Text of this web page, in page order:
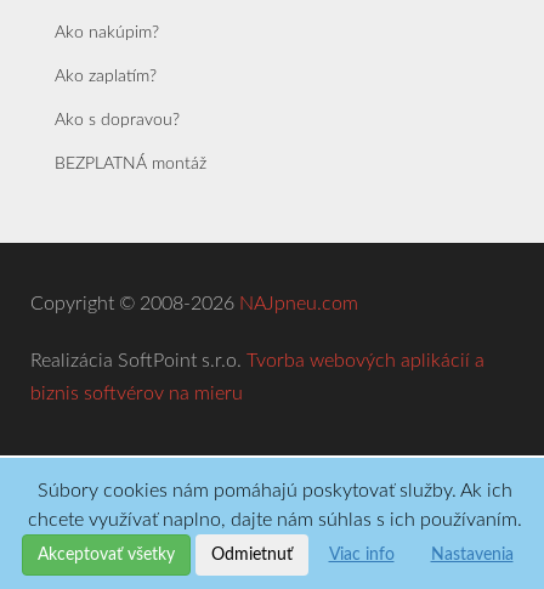
Ako nakúpim?
Ako zaplatím?
Ako s dopravou?
BEZPLATNÁ montáž
Copyright © 2008-2026 NAJpneu.com
Realizácia SoftPoint s.r.o. Tvorba webových aplikácií a
biznis softvérov na mieru
Súbory cookies nám pomáhajú poskytovať služby. Ak ich
chcete využívať naplno, dajte nám súhlas s ich používaním.
Akceptovať všetky Odmietnuť Viac info Nastavenia